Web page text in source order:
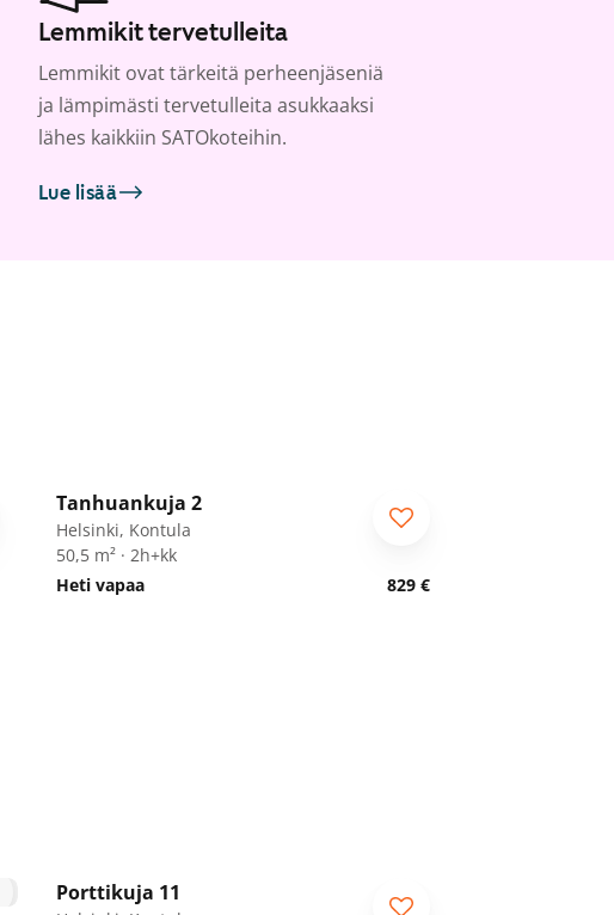
Lemmikit tervetulleita
Lemmikit ovat tärkeitä perheenjäseniä
ja lämpimästi tervetulleita asukkaaksi
lähes kaikkiin SATOkoteihin.
Lue lisää
Tanhuankuja 2
Helsinki, Kontula
50,5 m² · 2h+kk
Heti vapaa
829 €
Porttikuja 11